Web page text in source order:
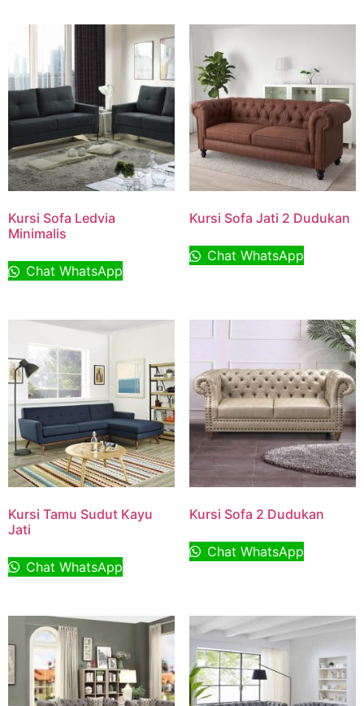
Kursi Sofa Ledvia
Minimalis
Chat WhatsApp
Kursi Sofa Jati 2 Dudukan
Chat WhatsApp
Kursi Tamu Sudut Kayu
Jati
Chat WhatsApp
Kursi Sofa 2 Dudukan
Chat WhatsApp